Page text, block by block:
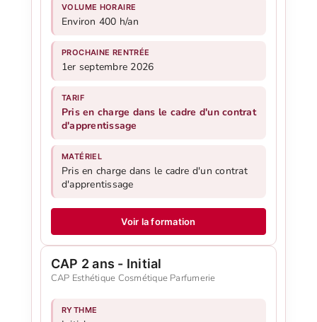
VOLUME HORAIRE
Environ 400 h/an
PROCHAINE RENTRÉE
1er septembre 2026
TARIF
Pris en charge dans le cadre d'un contrat
d'apprentissage
MATÉRIEL
Pris en charge dans le cadre d'un contrat
d'apprentissage
Voir la formation
CAP 2 ans - Initial
CAP Esthétique Cosmétique Parfumerie
RYTHME